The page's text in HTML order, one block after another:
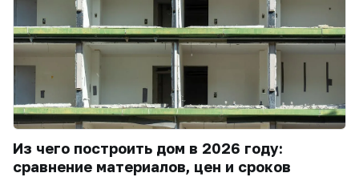
Из чего построить дом в 2026 году:
сравнение материалов, цен и сроков